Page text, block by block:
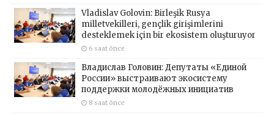
Vladislav Golovin: Birleşik Rusya
milletvekilleri, gençlik girişimlerini
desteklemek için bir ekosistem oluşturuyor
6 saat önce
Владислав Головин: Депутаты «Единой
России» выстраивают экосистему
поддержки молодёжных инициатив
8 saat önce